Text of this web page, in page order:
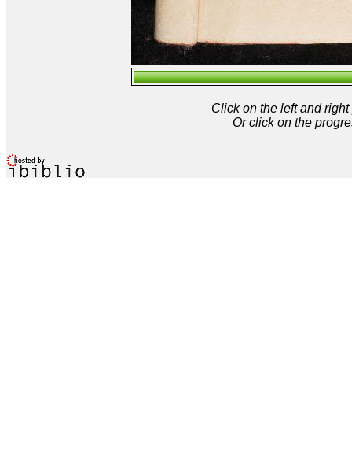
Click on the left and
Or click on the